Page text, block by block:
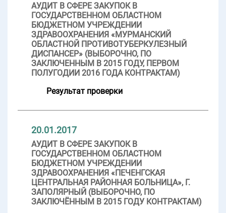
АУДИТ В СФЕРЕ ЗАКУПОК В
ГОСУДАРСТВЕННОМ ОБЛАСТНОМ
БЮДЖЕТНОМ УЧРЕЖДЕНИИ
ЗДРАВООХРАНЕНИЯ «МУРМАНСКИЙ
ОБЛАСТНОЙ ПРОТИВОТУБЕРКУЛЕЗНЫЙ
ДИСПАНСЕР» (ВЫБОРОЧНО, ПО
ЗАКЛЮЧЕННЫМ В 2015 ГОДУ, ПЕРВОМ
ПОЛУГОДИИ 2016 ГОДА КОНТРАКТАМ)
Результат проверки
20.01.2017
АУДИТ В СФЕРЕ ЗАКУПОК В
ГОСУДАРСТВЕННОМ ОБЛАСТНОМ
БЮДЖЕТНОМ УЧРЕЖДЕНИИ
ЗДРАВООХРАНЕНИЯ «ПЕЧЕНГСКАЯ
ЦЕНТРАЛЬНАЯ РАЙОННАЯ БОЛЬНИЦА», Г.
ЗАПОЛЯРНЫЙ (ВЫБОРОЧНО, ПО
ЗАКЛЮЧЁННЫМ В 2015 ГОДУ КОНТРАКТАМ)